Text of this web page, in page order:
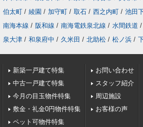
伯太町 / 綾園 / 加守町 / 取石 / 西之内町 / 池田
南海本線 / 阪和線 / 南海電鉄泉北線 / 水間鉄道 /
泉大津 / 和泉府中 / 久米田 / 北助松 / 松ノ浜 /
新築一戸建て特集
中古一戸建て特集
今月の目玉物件特集
敷金・礼金0円物件特集
ペット可物件特集
お問い合わせ
スタッフ紹介
周辺施設
お客様の声